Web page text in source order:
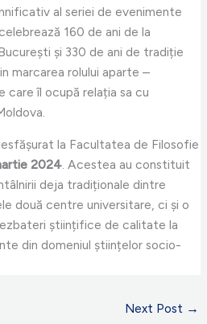
al seriei de evenimente
160 de ani de la
și 330 de ani de tradiție
marcarea rolului aparte –
îl ocupă relația sa cu
la Facultatea de Filosofie
2024. Acestea au constituit
deja tradiționale dintre
două centre universitare, ci și o
științifice de calitate la
din domeniul științelor socio-
Next Post →